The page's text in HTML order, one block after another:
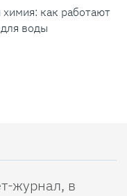
как работают
воды
журнал, в